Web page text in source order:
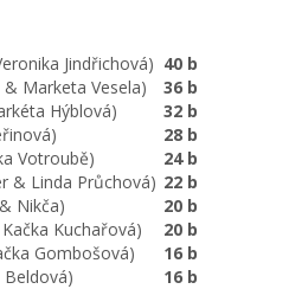
Jindřichová) 40 b
Marketa Vesela)
36 b
Hýblová)
32 b
28 b
Votroubě)
24 b
& Linda Průchová) 22 b
Nikča)
20 b
Kuchařová)
20 b
Gombošová)
16 b
16 b